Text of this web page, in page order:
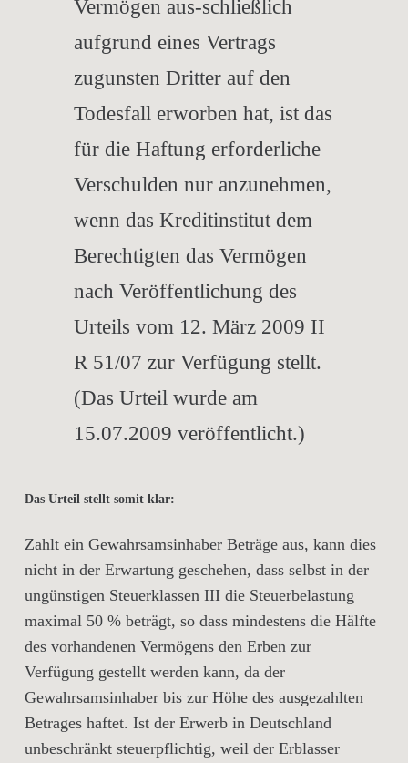
Vermögen aus-schließlich
aufgrund eines Vertrags
zugunsten Dritter auf den
Todesfall erworben hat, ist das
für die Haftung erforderliche
Verschulden nur anzunehmen,
wenn das Kreditinstitut dem
Berechtigten das Vermögen
nach Veröffentlichung des
Urteils vom 12. März 2009 II
R 51/07 zur Verfügung stellt.
(Das Urteil wurde am
15.07.2009 veröffentlicht.)
Das Urteil stellt somit klar:
Zahlt ein Gewahrsamsinhaber Beträge aus, kann dies
nicht in der Erwartung geschehen, dass selbst in der
ungünstigen Steuerklassen III die Steuerbelastung
maximal 50 % beträgt, so dass mindestens die Hälfte
des vorhandenen Vermögens den Erben zur
Verfügung gestellt werden kann, da der
Gewahrsamsinhaber bis zur Höhe des ausgezahlten
Betrages haftet. Ist der Erwerb in Deutschland
unbeschränkt steuerpflichtig, weil der Erblasser